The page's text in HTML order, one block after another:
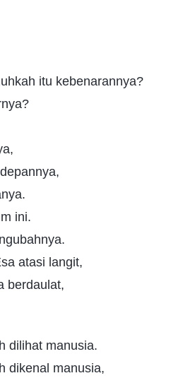
itu kebenarannya?
ini.
atasi langit,
berdaulat,
dilihat manusia.
dikenal manusia,